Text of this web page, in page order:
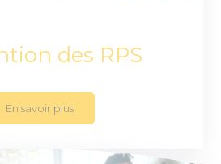
des RPS
En savoir plus